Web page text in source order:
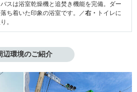
スは浴室乾燥機と追焚き機能を完備。ダー
ち着いた印象の浴室です。／右・ トイレに
。
辺環境のご紹介